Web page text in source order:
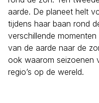
aarde. De planeet helt
tijdens haar baan rond
verschillende
van de aarde naar de
ook waarom seizoenen
regio’s op de wereld.